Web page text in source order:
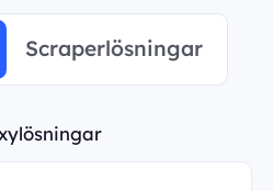
Scraperlösningar